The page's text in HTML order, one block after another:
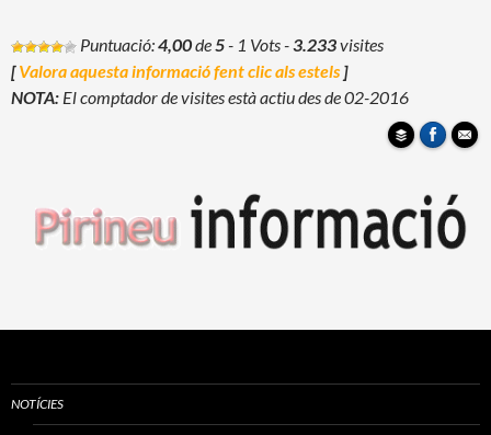
Puntuació:4,00de5- 1 Vots-3.233visites
[Valora aquesta informació fent clic als estels ]
NOTA: El comptador de visites està actiu des de 02-2016
NOTÍCIES